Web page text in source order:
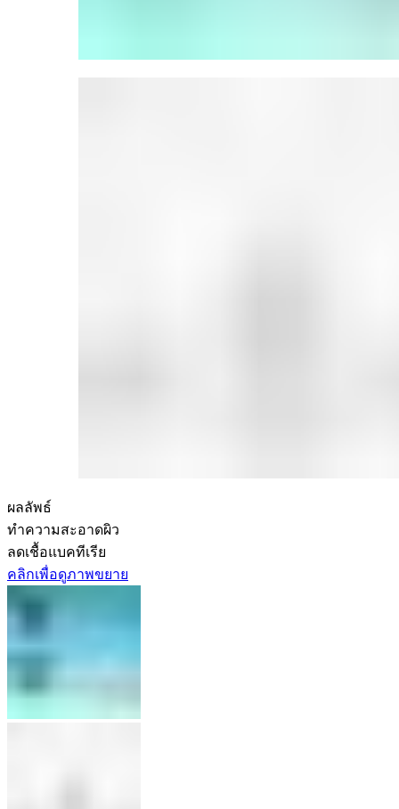
ผลลัพธ์
ทำความสะอาดผิว
ลดเชื้อแบคทีเรีย
คลิกเพื่อดูภาพขยาย